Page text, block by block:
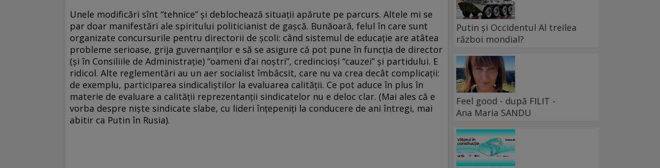
Unele modificări sînt “tehnice” şi deblochează situaţii apărute pe parcurs. Altele mi se
par doar manifestări ale spiritului politicianist de gaşcă. Bunăoară, felul în care sunt
organizate concursurile pentru directorii de şcoli: când sistemul de educaţie are atâtea
probleme serioase, grija guvernanţilor e să se asigure că pot pune în funcţia de director
(şi în Consiliile de Administraţie) “oameni d’ai noştri”, credincioşi “cauzei” şi partidului. E
ridicol. Alte reglementări au un aer socialist îmbâcsit, care nu va crea decât complicaţii:
de exemplu, participarea sindicaliştilor la evaluarea calităţii. Ce pot aduce în plus în
materie de evaluare a calităţii reprezentanţii sindicatelor nu e deloc clar. (Mai ales că e
vorba despre nişte sindicate slabe, cu lideri înţepeniţi la conducere de ani întregi, mai
abitir ca Putin în Rusia).
Putin și Occidentul Al treilea
război mondial?
Feel good - după FILIT -
Ana Maria SANDU